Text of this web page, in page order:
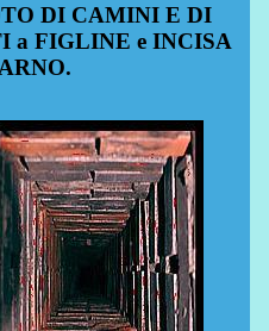
DI CAMINI E DI
a FIGLINE e INCISA